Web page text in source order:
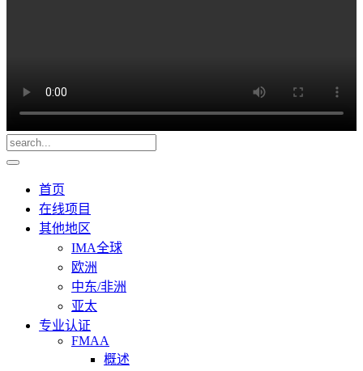
首页
在线项目
其他地区
IMA全球
欧洲
中东/非洲
亚太
专业认证
FMAA
概述